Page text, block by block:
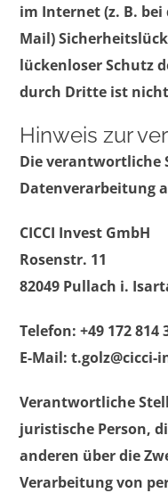
im Internet (z. B.
Mail)
lückenloser Schutz
durch Dritte ist
Hinweis zur
Die verantwortliche
Datenverarbeitung
CICCI Invest GmbH
Rosenstr. 11
82049 Pullach i.
Telefon: +49 172 814
E-Mail: t.golz@cicci-
Verantwortliche
juristische Person,
anderen über die
Verarbeitung von